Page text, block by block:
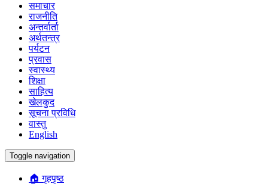
समाचार
राजनीति
अन्तर्वार्ता
अर्थतन्त्र
पर्यटन
प्रवास
स्वास्थ्य
शिक्षा
साहित्य
खेलकुद
सूचना प्रविधि
वास्तु
English
Toggle navigation
🏠 गृहपृष्ठ